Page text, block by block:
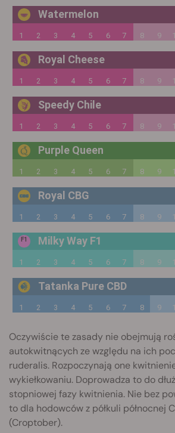
Watermelon
1 2 3 4 5 6 7 8 9
Royal Cheese
1 2 3 4 5 6 7 8 9
Speedy Chile
1 2 3 4 5 6 7 8 9
Purple Queen
1 2 3 4 5 6 7 8 9
Royal CBG
1 2 3 4 5 6 7 8 9
Milky Way F1
F1
1 2 3 4 5 6 7 8 9
Tatanka Pure CBD
1 2 3 4 5 6 7 8 9
Oczywiście te zasady nie obejmują
autokwitnących ze względu na ich
ruderalis. Rozpoczynają one
wykiełkowaniu. Doprowadza to do
stopniowej fazy kwitnienia. Nie bez
to dla hodowców z półkuli północnej
(Croptober).